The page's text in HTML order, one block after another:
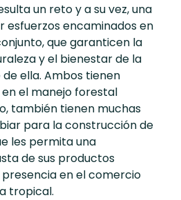
un reto y a su vez, una
esfuerzos encaminados en
que garanticen la
y el bienestar de la
ella. Ambos tienen
el manejo forestal
también tienen muchas
para la construcción de
les permita una
de sus productos
en el comercio
tropical.